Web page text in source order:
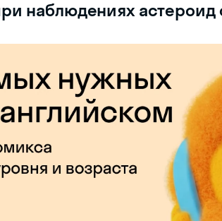
наблюдениях астероид